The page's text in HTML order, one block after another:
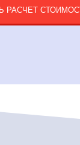
РАСЧЕТ